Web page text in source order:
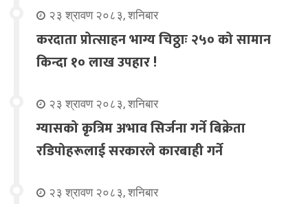
२३ श्रावण २०८३, शनिबार
करदाता प्रोत्साहन भाग्य चिठ्ठाः २५० को सामान
किन्दा १० लाख उपहार !
२३ श्रावण २०८३, शनिबार
ग्यासको कृत्रिम अभाव सिर्जना गर्ने बिक्रेता
रडिपोहरूलाई सरकारले कारबाही गर्ने
२३ श्रावण २०८३, शनिबार